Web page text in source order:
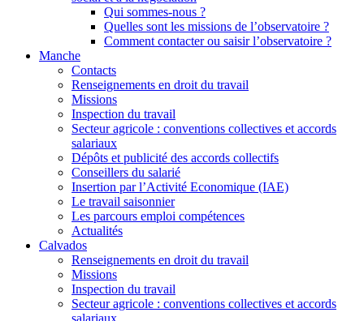
Qui sommes-nous ?
Quelles sont les missions de l’observatoire ?
Comment contacter ou saisir l’observatoire ?
Manche
Contacts
Renseignements en droit du travail
Missions
Inspection du travail
Secteur agricole : conventions collectives et accords
salariaux
Dépôts et publicité des accords collectifs
Conseillers du salarié
Insertion par l’Activité Economique (IAE)
Le travail saisonnier
Les parcours emploi compétences
Actualités
Calvados
Renseignements en droit du travail
Missions
Inspection du travail
Secteur agricole : conventions collectives et accords